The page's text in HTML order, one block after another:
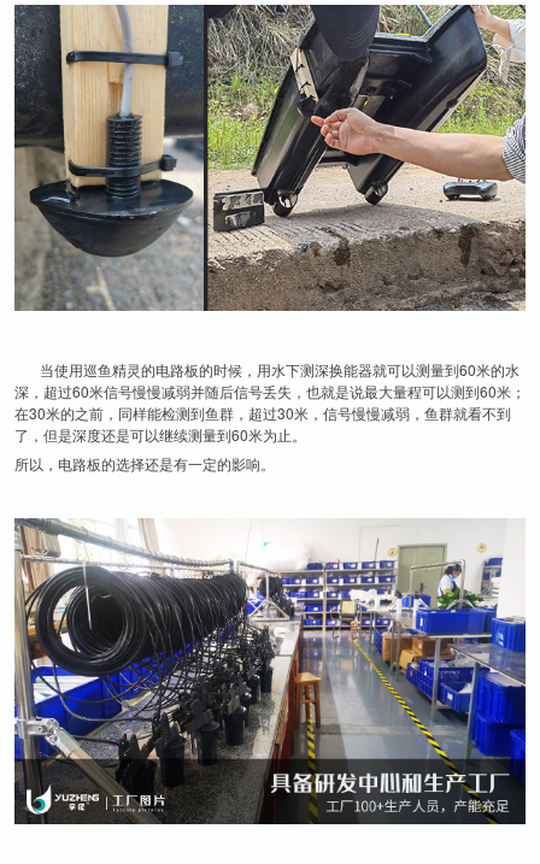
当使用巡鱼精灵的电路板的时候，用水下测深换能器就可以测量到60米的水
深，超过60米信号慢慢减弱并随后信号丢失，也就是说最大量程可以测到60米；
在30米的之前，同样能检测到鱼群，超过30米，信号慢慢减弱，鱼群就看不到
了，但是深度还是可以继续测量到60米为止。
所以，电路板的选择还是有一定的影响。